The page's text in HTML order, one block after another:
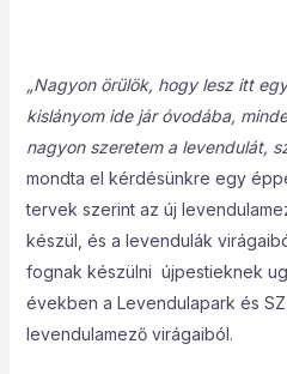
„Nagyon örülök, hogy lesz itt
kislányom ide jár óvodába,
nagyon szeretem a levendulát,
mondta el kérdésünkre egy
tervek szerint az új
készül, és a levendulák
fognak készülni újpestieknek
években a Levendulapark és
levendulamező virágaiból.